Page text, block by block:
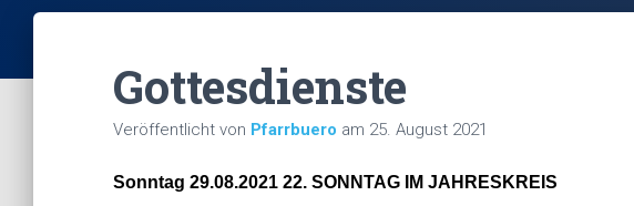
Gottesdienste
Veröffentlicht von Pfarrbuero am 25. August 2021
Sonntag 29.08.2021 22. SONNTAG IM JAHRESKREIS